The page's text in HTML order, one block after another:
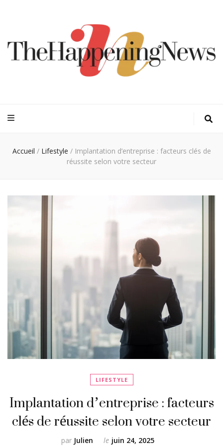
Accueil / Lifestyle / Implantation d’entreprise : facteurs clés de
réussite selon votre secteur
LIFESTYLE
Implantation d’entreprise : facteurs
clés de réussite selon votre secteur
par Julien le juin 24, 2025